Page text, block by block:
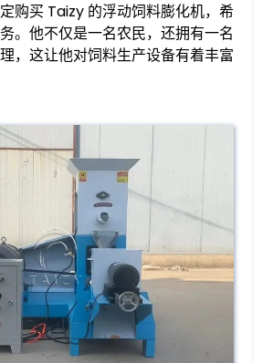
购买 Taizy 的浮动饲料膨化机，希
。他不仅是一名农民，还拥有一名
，这让他对饲料生产设备有着丰富